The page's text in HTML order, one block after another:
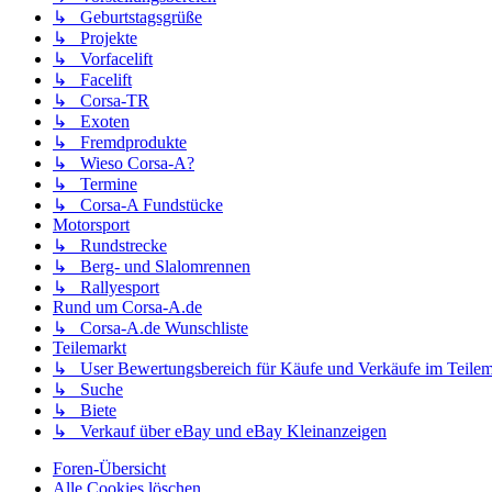
↳ Geburtstagsgrüße
↳ Projekte
↳ Vorfacelift
↳ Facelift
↳ Corsa-TR
↳ Exoten
↳ Fremdprodukte
↳ Wieso Corsa-A?
↳ Termine
↳ Corsa-A Fundstücke
Motorsport
↳ Rundstrecke
↳ Berg- und Slalomrennen
↳ Rallyesport
Rund um Corsa-A.de
↳ Corsa-A.de Wunschliste
Teilemarkt
↳ User Bewertungsbereich für Käufe und Verkäufe im
↳ Suche
↳ Biete
↳ Verkauf über eBay und eBay Kleinanzeigen
Foren-Übersicht